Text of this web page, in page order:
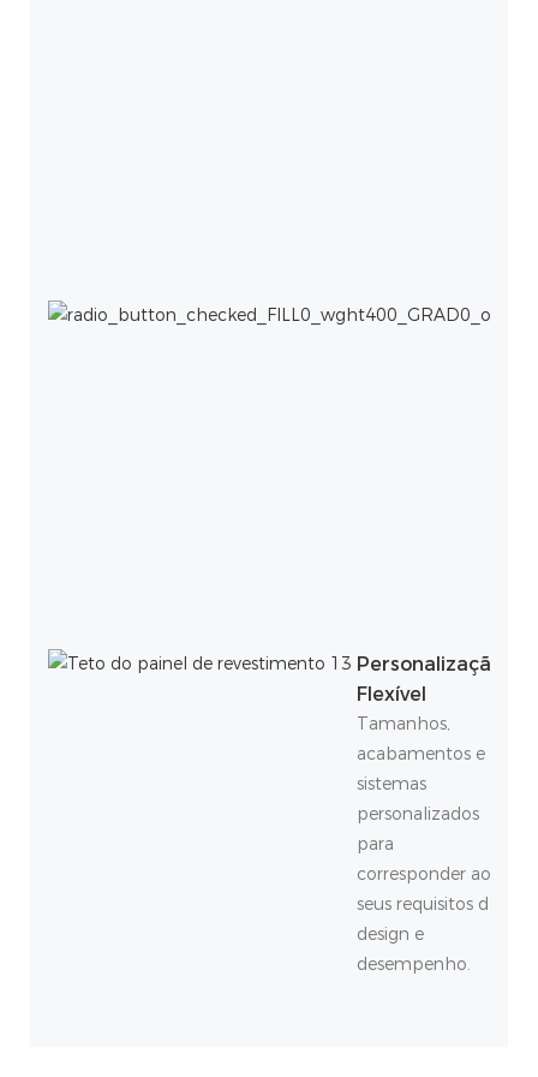
Personalização
Flexível
Tamanhos,
acabamentos e
sistemas
personalizados
para
corresponder aos
seus requisitos de
design e
desempenho.